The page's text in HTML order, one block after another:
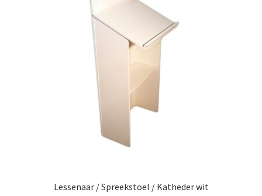
Lessenaar / Spreekstoel / Katheder wit